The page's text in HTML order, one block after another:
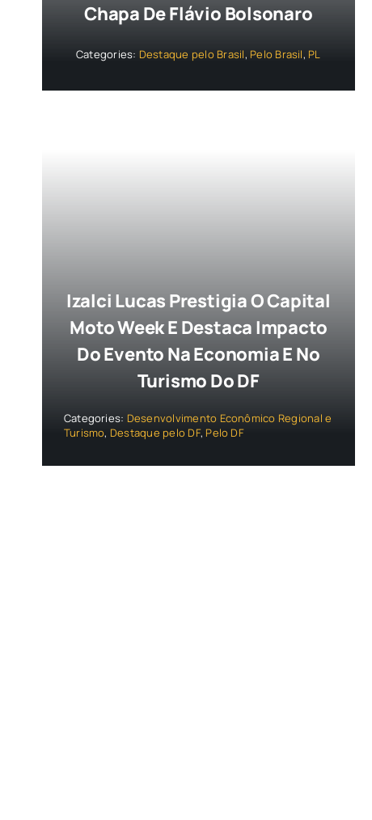
Chapa De Flávio Bolsonaro
Categories: Destaque pelo Brasil, Pelo Brasil, PL
Izalci Lucas Prestigia O Capital
Moto Week E Destaca Impacto
Do Evento Na Economia E No
Turismo Do DF
Categories: Desenvolvimento Econômico Regional e
Turismo, Destaque pelo DF, Pelo DF